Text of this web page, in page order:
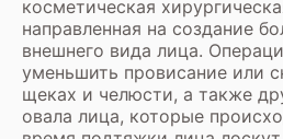
косметическая
направленная на создание
внешнего вида лица.
уменьшить провисание или
щеках и челюсти, а также
овала лица, которые